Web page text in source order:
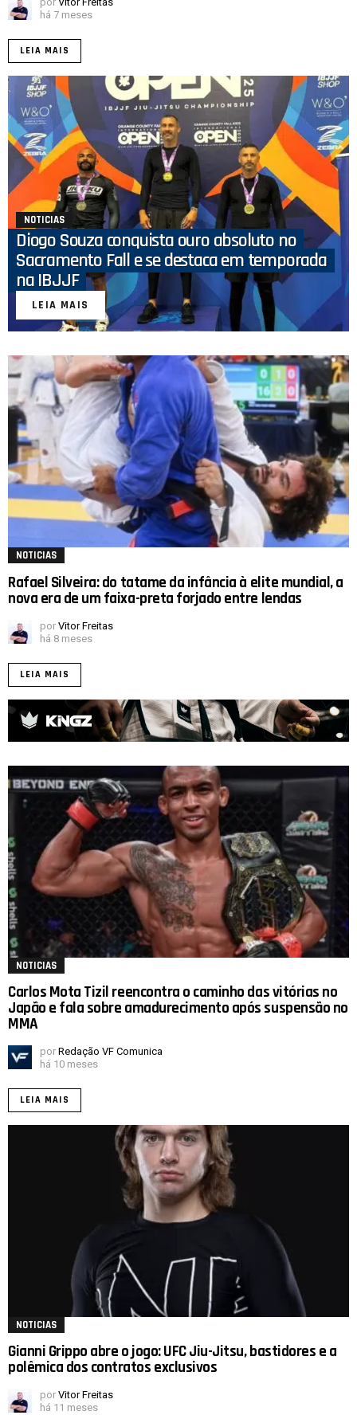
há 7 meses
LEIA MAIS
NOTICIAS
Diogo Souza conquista ouro absoluto no
Sacramento Fall e se destaca em temporada
na IBJJF
LEIA MAIS
NOTICIAS
Rafael Silveira: do tatame da infância à elite mundial, a
nova era de um faixa-preta forjado entre lendas
por Vitor Freitas
há 8 meses
LEIA MAIS
NOTICIAS
Carlos Mota Tizil reencontra o caminho das vitórias no
Japão e fala sobre amadurecimento após suspensão no
MMA
por Redação VF Comunica
há 10 meses
LEIA MAIS
NOTICIAS
Gianni Grippo abre o jogo: UFC Jiu-Jitsu, bastidores e a
polêmica dos contratos exclusivos
por Vitor Freitas
há 11 meses